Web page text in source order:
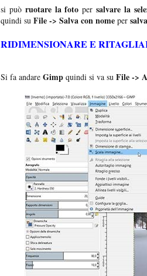
si può ruotare la foto persalvare la
quindi su File -> Salva con nome per
RIDIMENSIONARE E
Si fa andare Gimp quindi si va su File ->